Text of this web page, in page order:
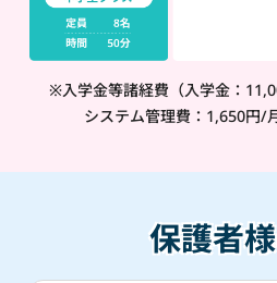
※入学金等諸経費（入学金：
システム管理費：1,650円/
保護者